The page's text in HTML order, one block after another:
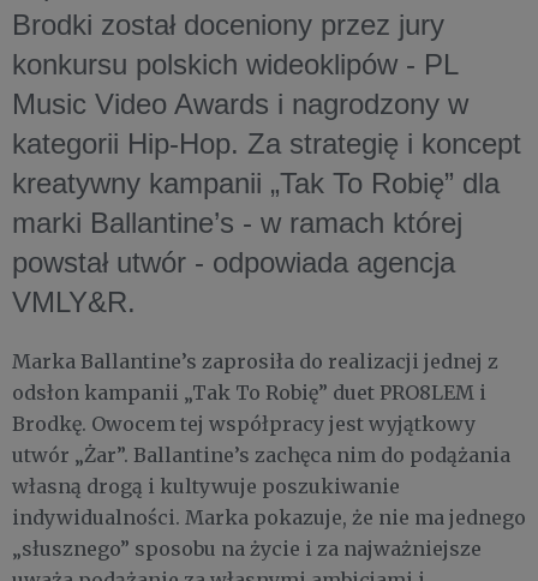
Brodki został doceniony przez jury
konkursu polskich wideoklipów - PL
Music Video Awards i nagrodzony w
kategorii Hip-Hop. Za strategię i koncept
kreatywny kampanii „Tak To Robię” dla
marki Ballantine’s - w ramach której
powstał utwór - odpowiada agencja
VMLY&R.
Marka Ballantine’s zaprosiła do realizacji jednej z
odsłon kampanii „Tak To Robię” duet PRO8LEM i
Brodkę. Owocem tej współpracy jest wyjątkowy
utwór „Żar”. Ballantine’s zachęca nim do podążania
własną drogą i kultywuje poszukiwanie
indywidualności. Marka pokazuje, że nie ma jednego
„słusznego” sposobu na życie i za najważniejsze